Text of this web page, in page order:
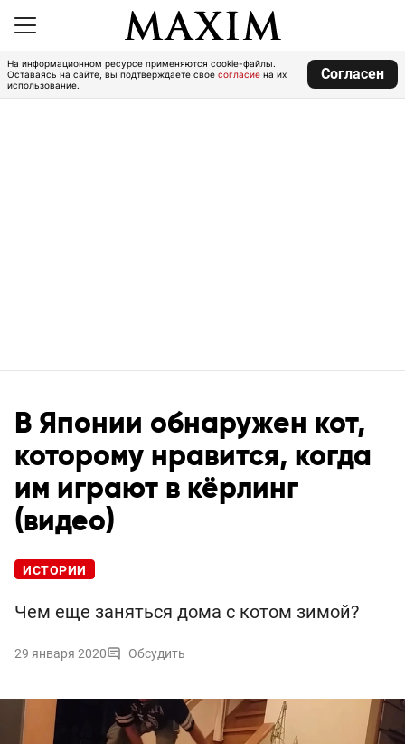
На информационном ресурсе применяются cookie-файлы.
Оставаясь на сайте, вы подтверждаете свое согласие на их
использование.
Согласен
В Японии обнаружен кот,
которому нравится, когда
им играют в кёрлинг
(видео)
ИСТОРИИ
Чем еще заняться дома с котом зимой?
29 января 2020 Обсудить